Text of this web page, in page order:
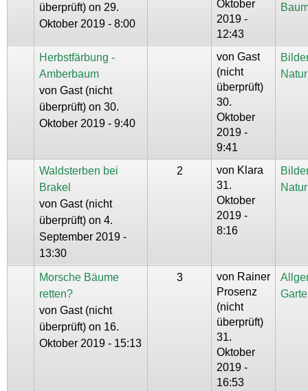
überprüft) on 29.
Oktober 2019 - 8:00
Oktober
2019 -
12:43
Herbstfärbung -
Amberbaum
von Gast (nicht
überprüft) on 30.
Oktober 2019 - 9:40
von Gast
(nicht
überprüft)
30.
Oktober
2019 -
9:41
Natur
Waldsterben bei
Brakel
von Gast (nicht
überprüft) on 4.
September 2019 -
13:30
2 von Klara
31.
Oktober
2019 -
8:16
Natur
Morsche Bäume
retten?
von Gast (nicht
überprüft) on 16.
Oktober 2019 - 15:13
3 von Rainer
Prosenz
(nicht
überprüft)
31.
Oktober
2019 -
16:53